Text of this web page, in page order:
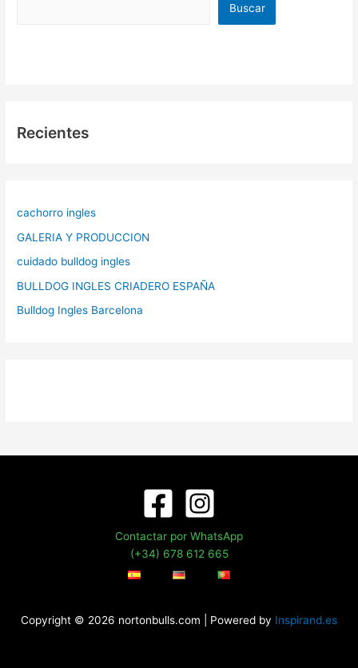
Buscar
Recientes
cachorro ingles
GALERIA Y PRODUCCION
cuidado bulldog ingles
BULLDOG INGLES CRIADERO ESPAÑA
Bulldog Ingles Barcelona
Contactar por WhatsApp
(+34) 678 612 665
Copyright © 2026 nortonbulls.com | Powered by Inspirand.es